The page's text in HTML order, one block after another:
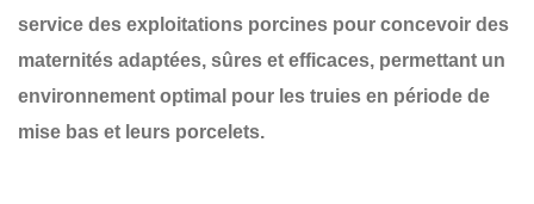
service des exploitations porcines pour concevoir des
maternités adaptées, sûres et efficaces, permettant un
environnement optimal pour les truies en période de
mise bas et leurs porcelets.